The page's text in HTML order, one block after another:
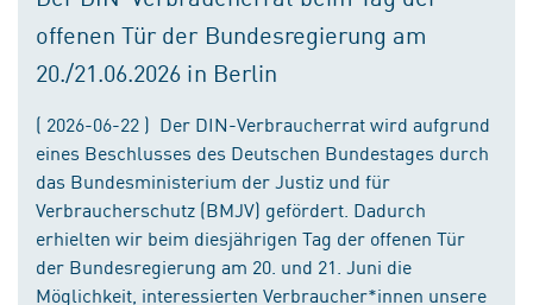
offenen Tür der Bundesregierung am
20./21.06.2026 in Berlin
( 2026-06-22 ) Der DIN-Verbraucherrat wird aufgrund
eines Beschlusses des Deutschen Bundestages durch
das Bundesministerium der Justiz und für
Verbraucherschutz (BMJV) gefördert. Dadurch
erhielten wir beim diesjährigen Tag der offenen Tür
der Bundesregierung am 20. und 21. Juni die
Möglichkeit, interessierten Verbraucher*innen unsere